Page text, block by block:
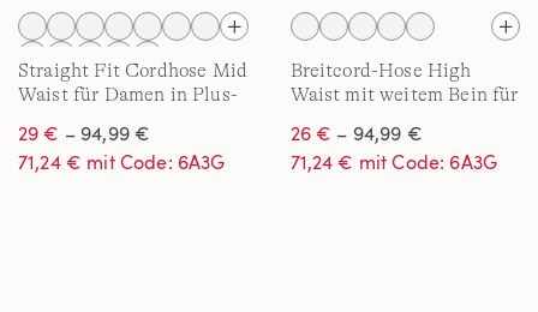
Straight Fit Cordhose Mid
Waist für Damen in Plus-
29 € – 94,99 €
71,24 € mit Code: 6A3G
Breitcord-Hose High
Waist mit weitem Bein für
26 € – 94,99 €
71,24 € mit Code: 6A3G